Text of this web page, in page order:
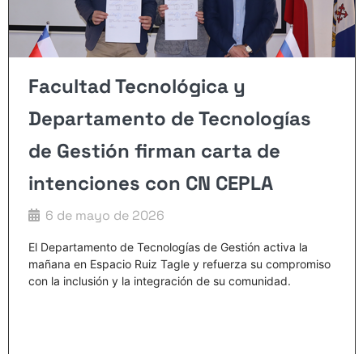
Facultad Tecnológica y
Departamento de Tecnologías
de Gestión firman carta de
intenciones con CN CEPLA
6 de mayo de 2026
El Departamento de Tecnologías de Gestión activa la
mañana en Espacio Ruiz Tagle y refuerza su compromiso
con la inclusión y la integración de su comunidad.